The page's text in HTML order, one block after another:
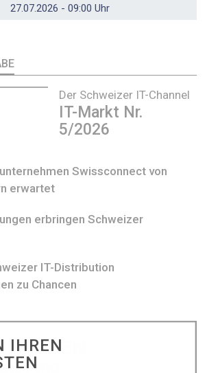
27.07.2026 - 09:00 Uhr
Der Schweizer IT-Channel
IT-Markt Nr.
5/2026
Swissconnect von
erwartet
erbringen Schweizer
IT-Distribution
zu Chancen
IHREN